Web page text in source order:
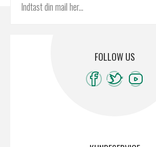
FOLLOW US